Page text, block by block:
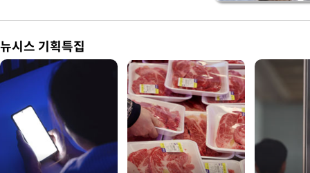
뉴시스 기획특집